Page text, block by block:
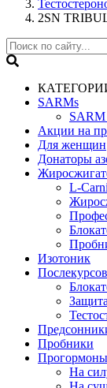
2SN
SARMs
Акции на
Для женщин
Донаторы
L-
Изотоник
Пробники
Прогормоны
На